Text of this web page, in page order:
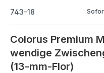
743-18
Colorus Premium
wendige
(13-mm-Flor)